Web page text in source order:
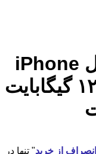
گوشی موبایل اپل مدل iPhone
15 با حافظه داخلی ۱۲۸ گیگابایت
انصراف از خرید" تنها در